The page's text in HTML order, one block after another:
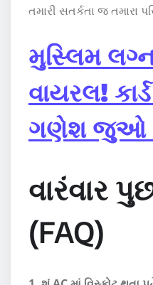
તમારી સતર્કતા જ તમારા
મુસ્લિમ
વાયરલ!
ગણેશ જુઓ
વારંવાર
(FAQ)